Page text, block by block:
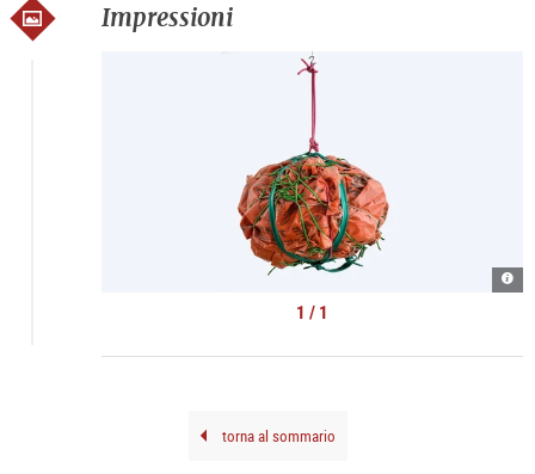
Impressioni
The
1 / 1
torna al sommario